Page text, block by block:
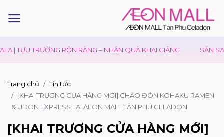
TỰU TRƯỜNG RỘN RÀNG – NHẬN QUÀ KHAI GIẢNG SĂN
Trang chủ
Tin tức
[KHAI TRƯƠNG CỬA HÀNG MỚI] CHÀO ĐÓN KOHAKU RAMEN
& UDON EXPRESS TẠI AEON MALL TÂN PHÚ CELADON
[KHAI TRƯƠNG CỬA HÀNG MỚI]